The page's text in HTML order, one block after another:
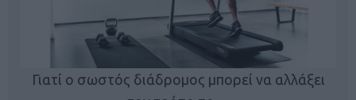
Γιατί ο σωστός διάδρομος μπορεί να αλλάξει